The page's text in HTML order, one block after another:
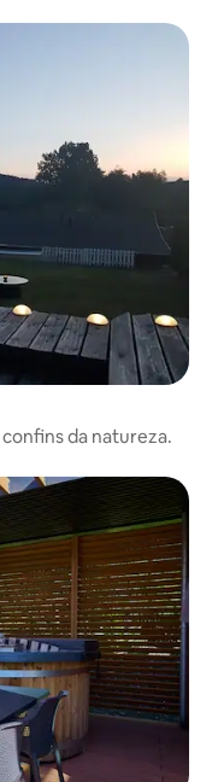
relaxamento para 2 Nos confins da natureza.